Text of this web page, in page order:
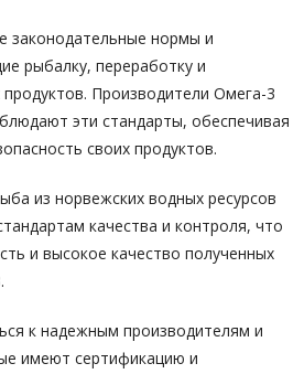
законодательные нормы и
рыбалку, переработку и
Производители Омега-3
эти стандарты, обеспечивая
своих продуктов.
из норвежских водных ресурсов
качества и контроля, что
и высокое качество полученных
к надежным производителям и
имеют сертификацию и